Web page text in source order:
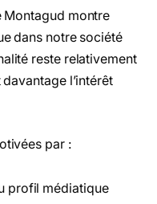
Montagud montre
dans notre société
reste relativement
l’intérêt
par :
profil médiatique